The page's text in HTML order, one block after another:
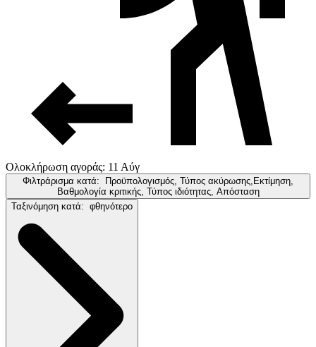
Ολοκλήρωση αγοράς: 11 Αύγ
Φιλτράρισμα κατά:
Προϋπολογισμός, Τύπος ακύρωσης,Εκτίμηση,
Βαθμολογία κριτικής, Τύπος ιδιότητας, Απόσταση
Ταξινόμηση κατά: φθηνότερο